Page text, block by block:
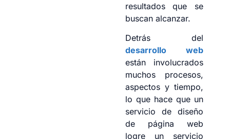
resultados que se
buscan alcanzar.
Detrás del
desarrollo web
están involucrados
muchos procesos,
aspectos y tiempo,
lo que hace que un
servicio de diseño
de página web
logre un servicio